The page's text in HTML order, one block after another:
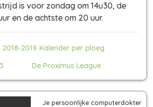
is voor zondag om 14u30, de
en de achtste om 20 uur.
2019 Kalender per ploeg
De Proximus League
Je persoonlijke computerdokter